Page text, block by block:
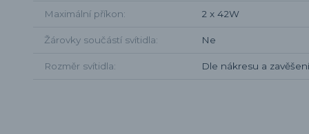
Maximální příkon 2 x 42W
Žárovky součástí svítidla Ne
Rozměr svítidla Dle nákresu a